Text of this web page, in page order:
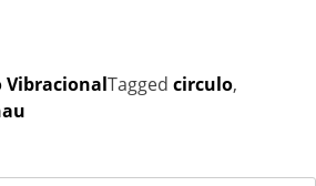
VibracionalTagged circulo,